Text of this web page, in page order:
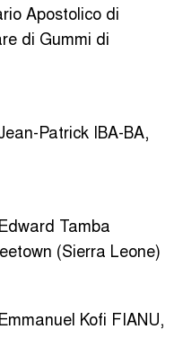
Apostolico di
di Gummi di
Patrick IBA-BA,
Tamba
(Sierra Leone)
Kofi FIANU,